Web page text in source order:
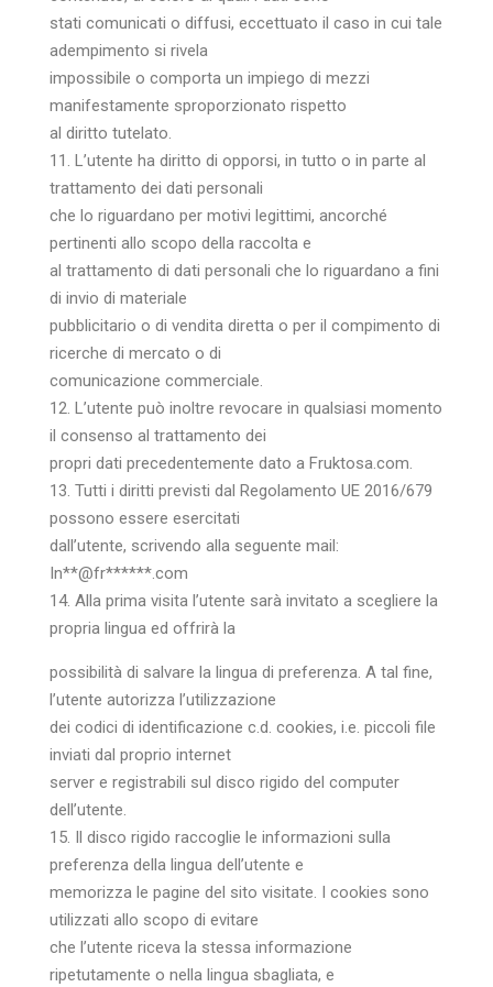
stati comunicati o diffusi, eccettuato il caso in cui tale
adempimento si rivela
impossibile o comporta un impiego di mezzi
manifestamente sproporzionato rispetto
al diritto tutelato.
11. L’utente ha diritto di opporsi, in tutto o in parte al
trattamento dei dati personali
che lo riguardano per motivi legittimi, ancorché
pertinenti allo scopo della raccolta e
al trattamento di dati personali che lo riguardano a fini
di invio di materiale
pubblicitario o di vendita diretta o per il compimento di
ricerche di mercato o di
comunicazione commerciale.
12. L’utente può inoltre revocare in qualsiasi momento
il consenso al trattamento dei
propri dati precedentemente dato a Fruktosa.com.
13. Tutti i diritti previsti dal Regolamento UE 2016/679
possono essere esercitati
dall’utente, scrivendo alla seguente mail:
In**@fr******.com
14. Alla prima visita l’utente sarà invitato a scegliere la
propria lingua ed offrirà la
possibilità di salvare la lingua di preferenza. A tal fine,
l’utente autorizza l’utilizzazione
dei codici di identificazione c.d. cookies, i.e. piccoli file
inviati dal proprio internet
server e registrabili sul disco rigido del computer
dell’utente.
15. Il disco rigido raccoglie le informazioni sulla
preferenza della lingua dell’utente e
memorizza le pagine del sito visitate. I cookies sono
utilizzati allo scopo di evitare
che l’utente riceva la stessa informazione
ripetutamente o nella lingua sbagliata, e